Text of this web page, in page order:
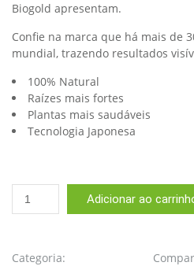
Biogold apresentam.
Confie na marca que há mais de
mundial, trazendo resultados
100% Natural
Raízes mais fortes
Plantas mais saudáveis
Tecnologia Japonesa
Fertilizante
Biogold
500ml
Adicionar ao
Categoria: